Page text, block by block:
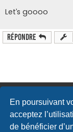
En poursuivant
acceptez
de bénéficier
Let’s goooo
Répondre
Développé par phpBB
Communauté Steam♦